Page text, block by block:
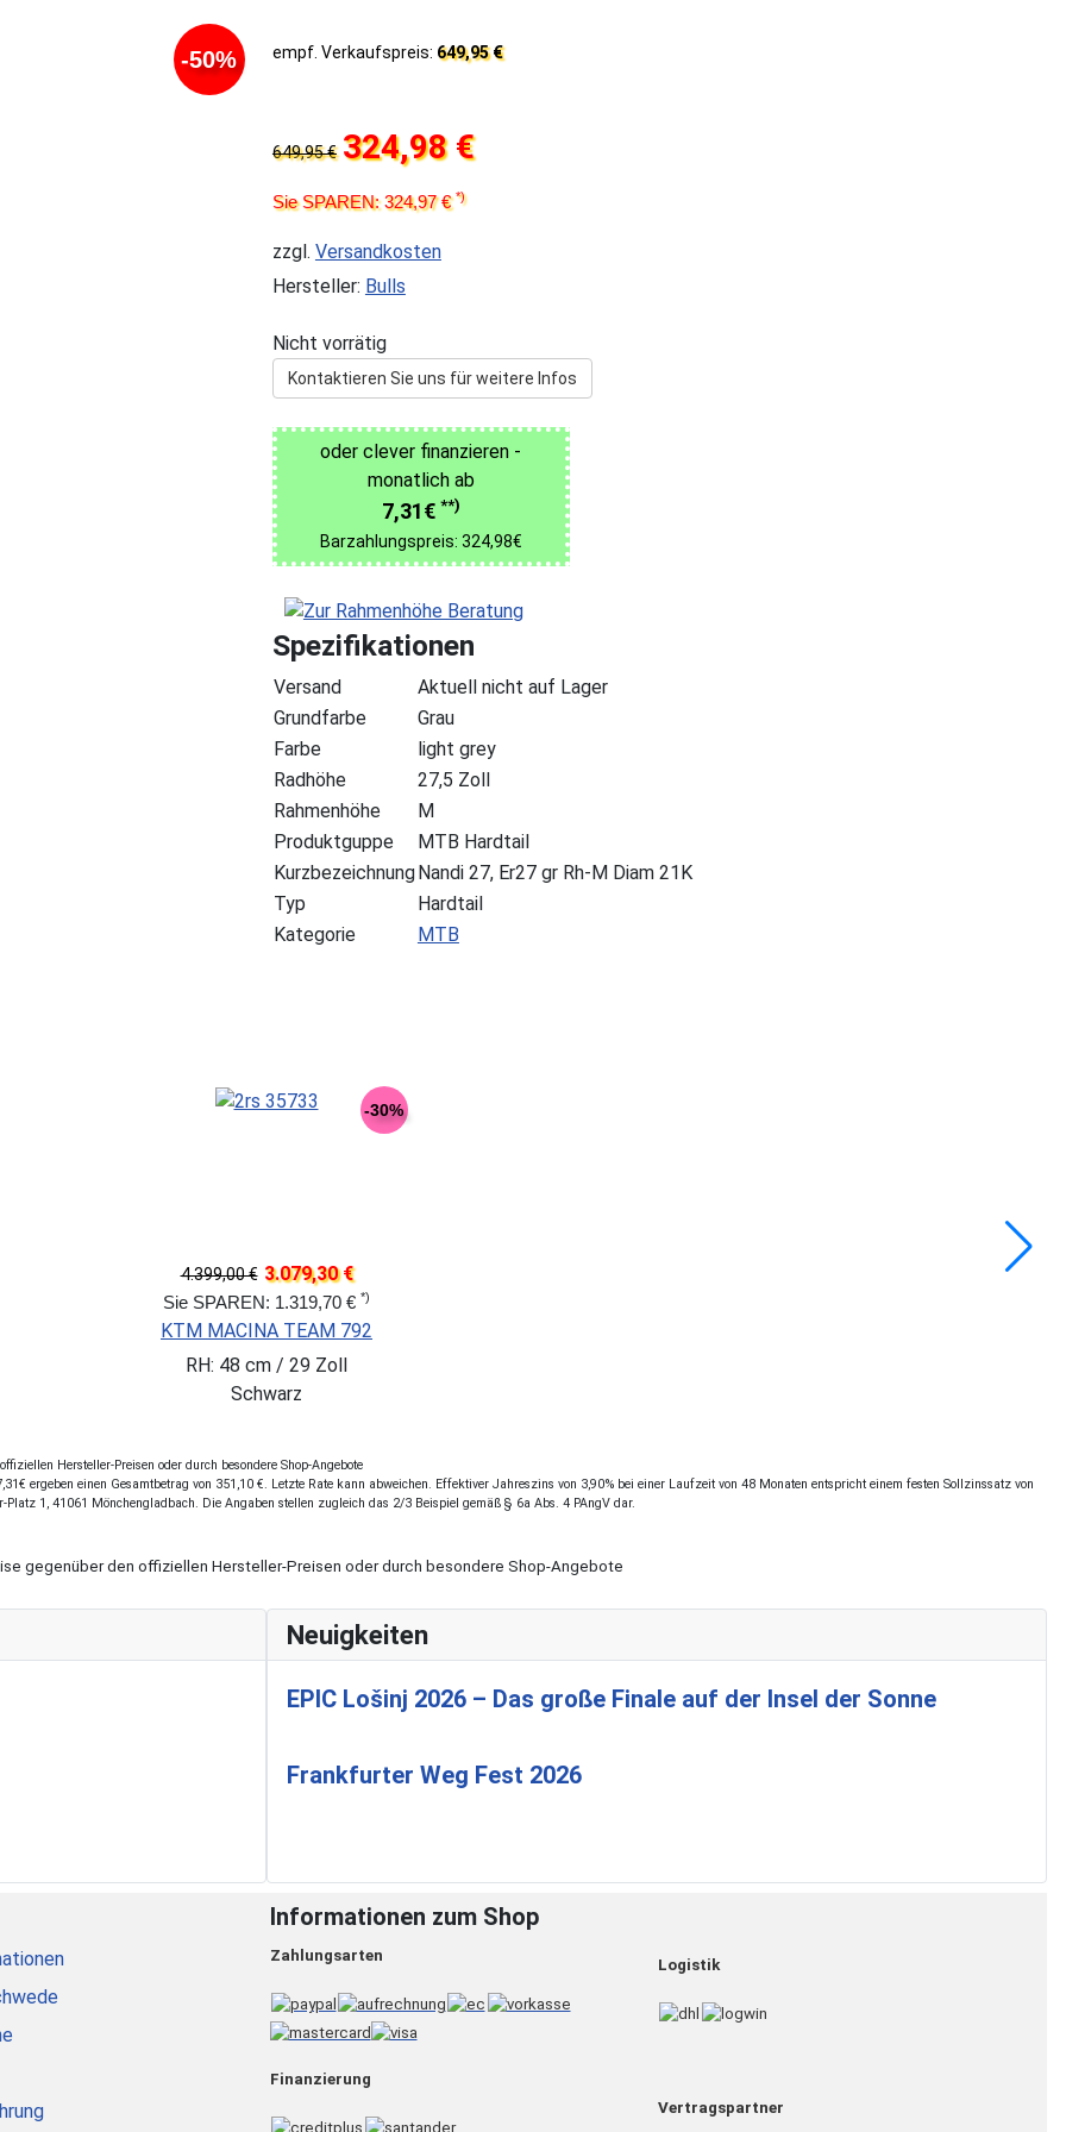
-50% empf. Verkaufspreis: 649,95 €
649,95 € 324,98 €
Sie SPAREN: 324,97 €*)
zzgl. Versandkosten
Hersteller: Bulls
Nicht vorrätig
Kontaktieren Sie uns für weitere Infos
oder clever finanzieren -
monatlich ab
7,31€ **)
Barzahlungspreis: 324,98€
Spezifikationen
Versand
Aktuell nicht auf Lager
Grundfarbe
Grau
Farbe
light grey
Radhöhe
27,5 Zoll
Rahmenhöhe
M
Produktguppe
MTB Hardtail
KurzbezeichnungNandi 27, Er27 gr Rh-M Diam 21K
Typ
Hardtail
Kategorie
MTB
-30%
4.399,00 € 3.079,30 €
Sie SPAREN: 1.319,70 € *)
KTM MACINA TEAM 792
RH: 48 cm / 29 Zoll
Schwarz
Hersteller-Preisen oder durch besondere Shop-Angebote
ergeben einen Gesamtbetrag von 351,10 €. Letzte Rate kann abweichen. Effektiver Jahreszins von 3,90% bei einer Laufzeit von 48 Monaten entspricht einem festen Sollzinssatz von
1, 41061 Mönchengladbach. Die Angaben stellen zugleich das 2/3 Beispiel gemäß § 6a Abs. 4 PAngV dar.
gegenüber den offiziellen Hersteller-Preisen oder durch besondere Shop-Angebote
Neuigkeiten
EPIC Lošinj 2026 – Das große Finale auf der Insel der Sonne
Frankfurter Weg Fest 2026
Informationen zum Shop
Zahlungsarten
Finanzierung
Logistik
Vertragspartner